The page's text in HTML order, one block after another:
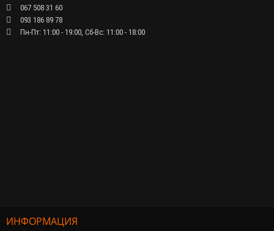
067 508 31 60
093 186 89 78
Пн-Пт: 11:00 - 19:00, Сб-Вс: 11:00 - 18:00
ИНФОРМАЦИЯ